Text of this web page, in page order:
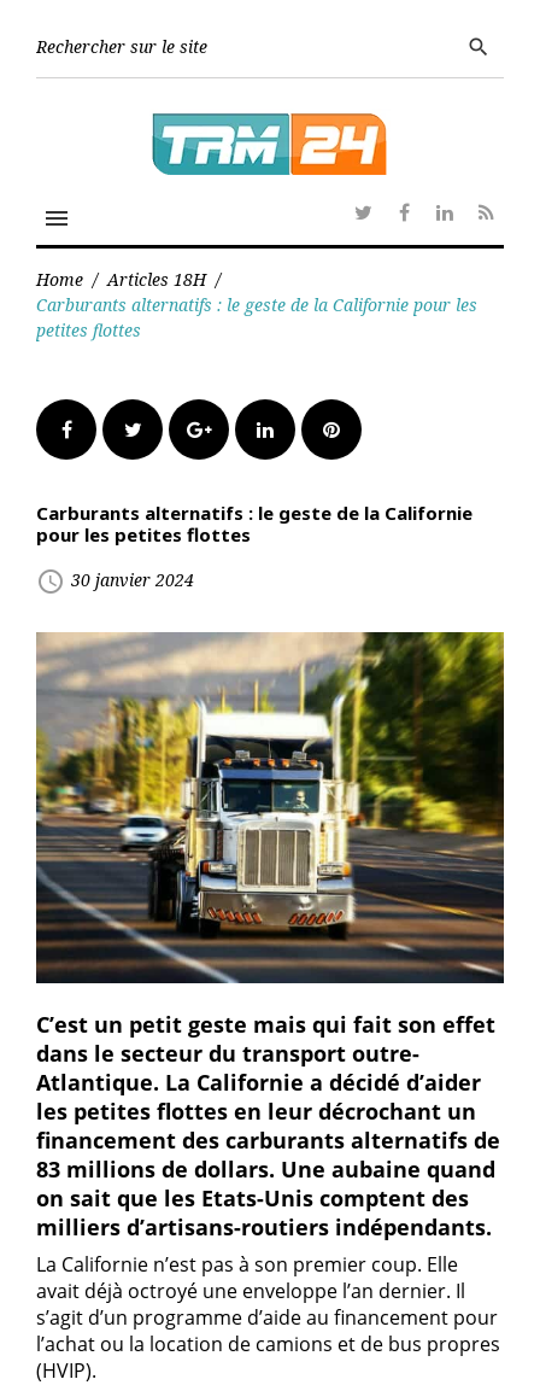
search
menu
TwitterFacebook
Linkedin
RSS
Home / Articles 18H /
Carburants alternatifs : le geste de la Californie pour les
petites flottes
FacebookTwitter Google+LinkedInPinterest
Carburants alternatifs : le geste de la Californie
pour les petites flottes
access_time 30 janvier 2024
C’est un petit geste mais qui fait son effet
dans le secteur du transport outre-
Atlantique. La Californie a décidé d’aider
les petites flottes en leur décrochant un
financement des carburants alternatifs de
83 millions de dollars. Une aubaine quand
on sait que les Etats-Unis comptent des
milliers d’artisans-routiers indépendants.
La Californie n’est pas à son premier coup. Elle
avait déjà octroyé une enveloppe l’an dernier. Il
s’agit d’un programme d’aide au financement pour
l’achat ou la location de camions et de bus propres
(HVIP).